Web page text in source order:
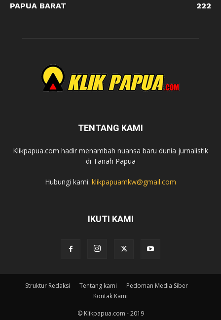
PAPUA BARAT
222
TENTANG KAMI
Klikpapua.com hadir menambah nuansa baru dunia jurnalistik
di Tanah Papua
Hubungi kami: klikpapuamkw@gmail.com
IKUTI KAMI
Struktur Redaksi Tentang kami
Pedoman Media Siber
Kontak Kami
© Klikpapua.com - 2019